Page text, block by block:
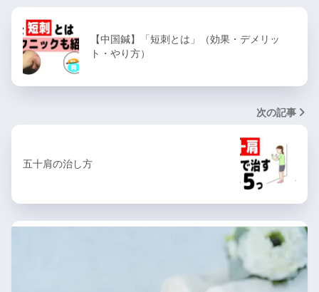
【中国鍼】「短刺とは」（効果・デメリッ
ト・やり方）
次の記事
五十肩の治し方